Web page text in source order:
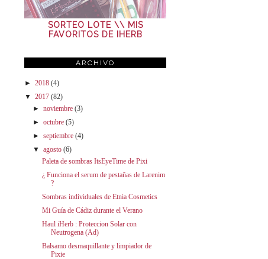
SORTEO LOTE \\ MIS
FAVORITOS DE IHERB
ARCHIVO
► 2018 (4)
▼ 2017 (82)
►noviembre (3)
►octubre (5)
►septiembre (4)
▼ agosto (6)
Paleta de sombras ItsEyeTime de Pixi
¿ Funciona el serum de pestañas de Larenim
?
Sombras individuales de Etnia Cosmetics
Mi Guía de Cádiz durante el Verano
Haul iHerb : Proteccion Solar con
Neutrogena (Ad)
Balsamo desmaquillante y limpiador de
Pixie